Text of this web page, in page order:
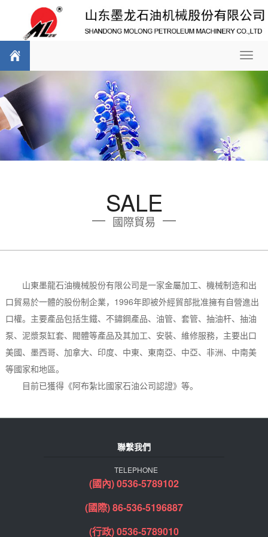
SALE
國際貿易
山東墨龍石油機械股份有限公司是一家金屬加工、機械制造和出
口貿易於一體的股份制企業，1996年即被外經貿部批准擁有自營進出
口權。主要產品包括生鐵、不鏽鋼產品、油管、套管、抽油杆、抽油
泵、泥漿泵缸套、閥體等產品及其加工、安裝、維修服務，主要出口
美國、墨西哥、加拿大、印度、中東、東南亞、中亞、非洲、中南美
等國家和地區。
目前已獲得《阿布紮比國家石油公司認證》等。
聯繫我們
TELEPHONE
(國內) 0536-5789102
(國際) 86-536-5196887
(行政) 0536-5789010